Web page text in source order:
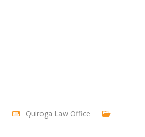
Quiroga Law Office